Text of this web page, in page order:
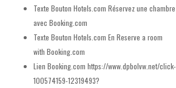
Texte Bouton Hotels.com Réservez une chambre
avec Booking.com
Texte Bouton Hotels.com En Reserve a room
with Booking.com
Lien Booking.com https://www.dpbolvw.net/click-
100574159-12319493?